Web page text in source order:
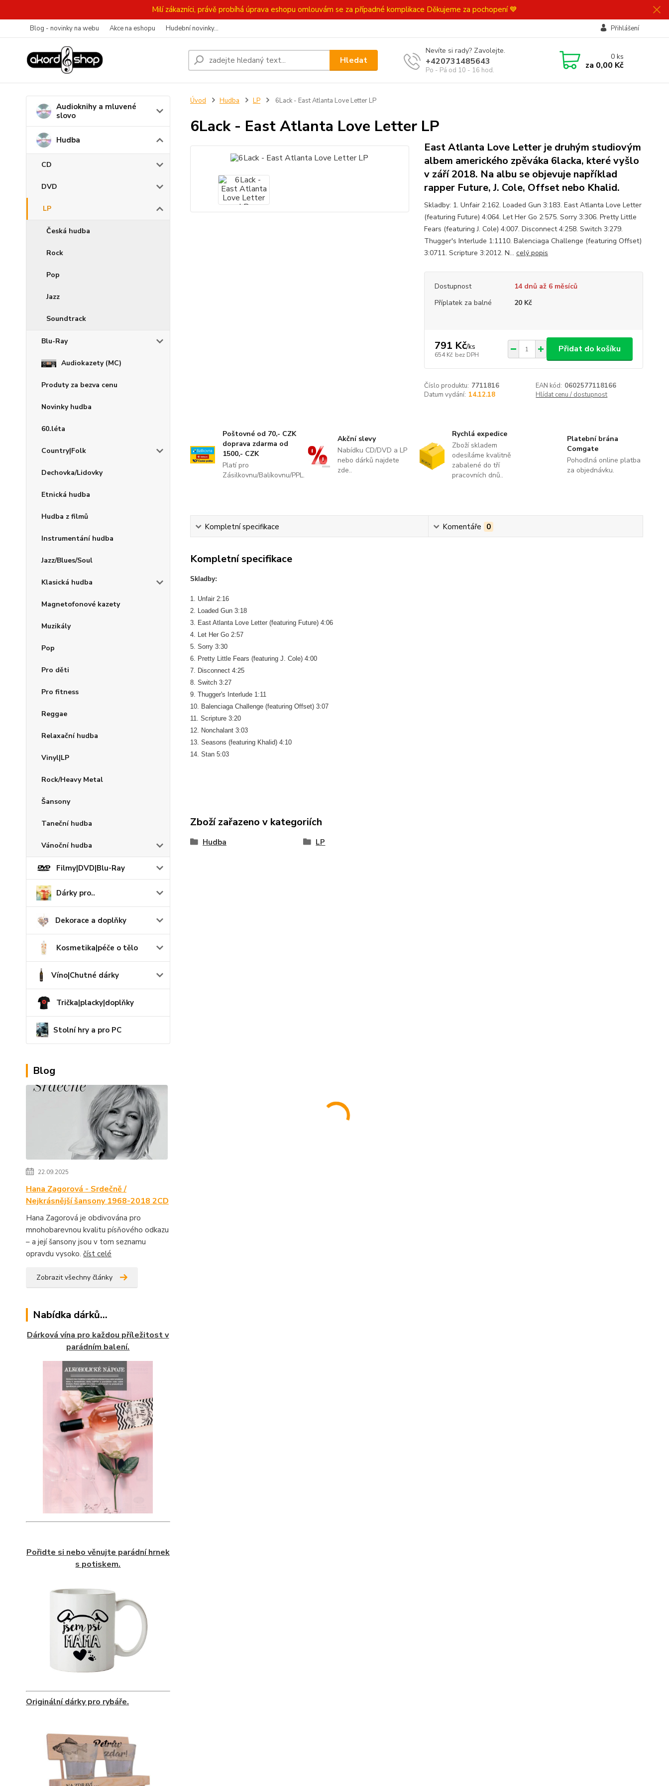
Milí zákazníci, právě probíhá úprava eshopu omlouvám se za případné komplikace Děkujeme za pochopení 💙
Blog - novinky na webu Akce na eshopu Hudební novinky... Přihlášení
Hledat
Nevíte si rady? Zavolejte.
+420731485643
Po - Pá od 10 - 16 hod.
0ks
za 0,00 Kč
Audioknihy a mluvené
slovo
Hudba
CD
DVD
LP
Česká hudba
Rock
Pop
Jazz
Soundtrack
Blu-Ray
Audiokazety (MC)
Produty za bezva cenu
Novinky hudba
60.léta
Country|Folk
Dechovka/Lidovky
Etnická hudba
Hudba z filmů
Instrumentání hudba
Jazz/Blues/Soul
Klasická hudba
Magnetofonové kazety
Muzikály
Pop
Pro děti
Pro fitness
Reggae
Relaxační hudba
Vinyl|LP
Rock/Heavy Metal
Šansony
Taneční hudba
Vánoční hudba
Filmy|DVD|Blu-Ray
Dárky pro..
Dekorace a doplňky
Kosmetika|péče o tělo
Víno|Chutné dárky
Trička|placky|doplňky
Stolní hry a pro PC
Blog
22.09.2025
Hana Zagorová - Srdečně /
Nejkrásnější šansony 1968-2018 2CD
Hana Zagorová je obdivována pro
mnohobarevnou kvalitu písňového odkazu
– a její šansony jsou v tom seznamu
opravdu vysoko. číst celé
Zobrazit všechny články
Nabídka dárků...
Dárková vína pro každou příležitost v
parádním balení.
Pořidte si nebo věnujte parádní hrnek
s potiskem.
Originální dárky pro rybáře.
Úvod Hudba LP 6Lack - East Atlanta Love Letter LP
6Lack - East Atlanta Love Letter LP
East Atlanta Love Letter je druhým studiovým
albem amerického zpěváka 6lacka, které vyšlo
v září 2018. Na albu se objevuje například
rapper Future, J. Cole, Offset nebo Khalid.
Skladby: 1. Unfair 2:162. Loaded Gun 3:183. East Atlanta Love Letter
(featuring Future) 4:064. Let Her Go 2:575. Sorry 3:306. Pretty Little
Fears (featuring J. Cole) 4:007. Disconnect 4:258. Switch 3:279.
Thugger's Interlude 1:1110. Balenciaga Challenge (featuring Offset)
3:0711. Scripture 3:2012. N... celý popis
Dostupnost
14 dnů až 6 měsíců
Příplatek za balné
20 Kč
791 Kč/ks
654 Kč bez DPH
Přidat do košíku
Číslo produktu: 7711816 EAN kód: 0602577118166
Datum vydání: 14.12.18 Hlídat cenu / dostupnost
Poštovné od 70,- CZK
doprava zdarma od
1500,- CZK
Platí pro
Zásilkovnu/Balíkovnu/PPL.
Akční slevy
Nabídku CD/DVD a LP
nebo dárků najdete
zde..
Rychlá expedice
Zboží skladem
odesíláme kvalitně
zabalené do tří
pracovních dnů..
Platební brána
Comgate
Pohodlná online platba
za objednávku.
Kompletní specifikace Komentáře 0
Kompletní specifikace
Skladby:
1. Unfair 2:16
2. Loaded Gun 3:18
3. East Atlanta Love Letter (featuring Future) 4:06
4. Let Her Go 2:57
5. Sorry 3:30
6. Pretty Little Fears (featuring J. Cole) 4:00
7. Disconnect 4:25
8. Switch 3:27
9. Thugger's Interlude 1:11
10. Balenciaga Challenge (featuring Offset) 3:07
11. Scripture 3:20
12. Nonchalant 3:03
13. Seasons (featuring Khalid) 4:10
14. Stan 5:03
Zboží zařazeno v kategoriích
Hudba LP